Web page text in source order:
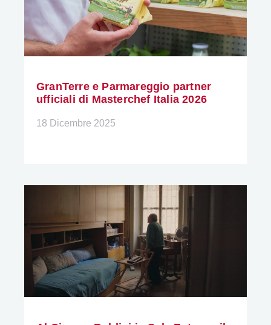
GranTerre e Parmareggio partner
ufficiali di Masterchef Italia 2026
18 Dicembre 2025